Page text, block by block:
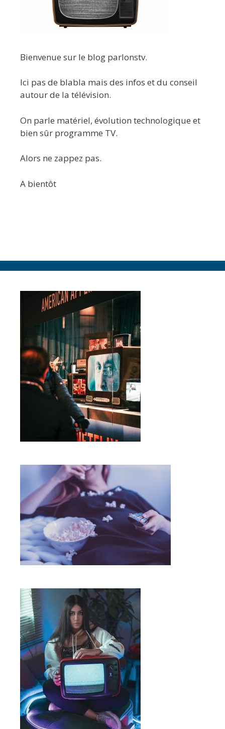
Bienvenue sur le blog parlonstv.
Ici pas de blabla mais des infos et du conseil
autour de la télévision.
On parle matériel, évolution technologique et
bien sûr programme TV.
Alors ne zappez pas.
A bientôt